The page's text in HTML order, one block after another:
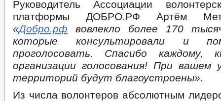
Руководитель Ассоциации
платформы ДОБРО.РФ Артём
«Добро.рф вовлекло более 170
которые консультировали и
проголосовать. Спасибо каждому,
организации голосования! При вашем
территорий будут благоустроены».
Из числа волонтеров абсолютным